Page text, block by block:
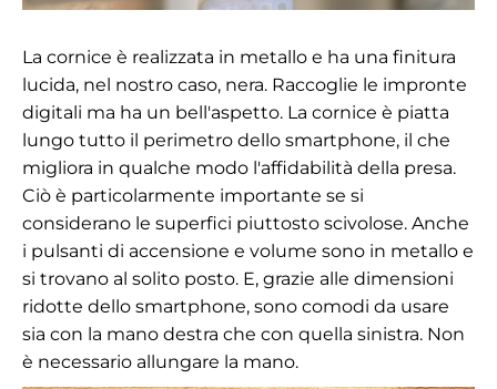
La cornice è realizzata in metallo e ha una finitura
lucida, nel nostro caso, nera. Raccoglie le impronte
digitali ma ha un bell'aspetto. La cornice è piatta
lungo tutto il perimetro dello smartphone, il che
migliora in qualche modo l'affidabilità della presa.
Ciò è particolarmente importante se si
considerano le superfici piuttosto scivolose. Anche
i pulsanti di accensione e volume sono in metallo e
si trovano al solito posto. E, grazie alle dimensioni
ridotte dello smartphone, sono comodi da usare
sia con la mano destra che con quella sinistra. Non
è necessario allungare la mano.